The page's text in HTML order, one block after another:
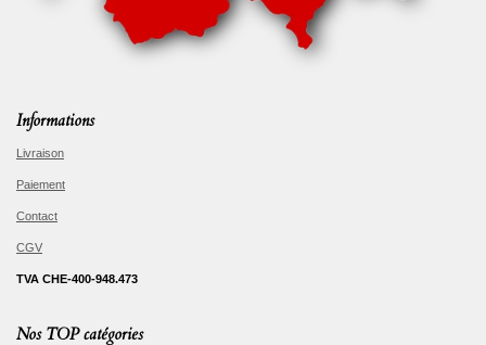
Informations
Livraison
Paiement
Contact
CGV
TVA CHE-400-948.473
Nos TOP catégories